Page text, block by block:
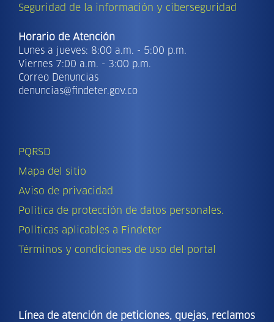
Seguridad de la información y ciberseguridad
Horario de Atención
Lunes a jueves: 8:00 a.m. - 5:00 p.m.
Viernes 7:00 a.m. - 3:00 p.m.
Correo Denuncias
denuncias@findeter.gov.co
PQRSD
Mapa del sitio
Aviso de privacidad
Política de protección de datos personales.
Políticas aplicables a Findeter
Términos y condiciones de uso del portal
Línea de atención de peticiones, quejas, reclamos